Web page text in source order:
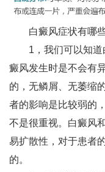
白癜风症状有哪
1，我们可以知道
癜风发生时是不会有
的，无鳞屑、无萎缩
者的影响是比较弱的
不是很重视。白癜风
易扩散性，对于患者
的。